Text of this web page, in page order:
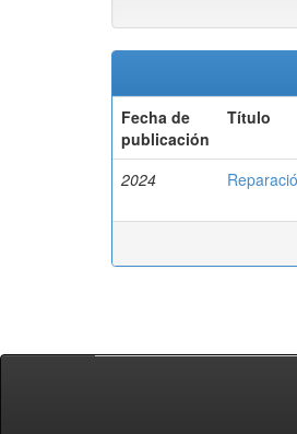
Fecha de
publicación
Título
2024